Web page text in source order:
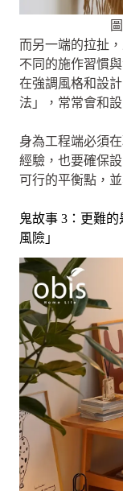
而另一端的拉扯
不同的施作習慣
在強調風格和設
法」，常常會和
身為工程端必須
經驗，也要確保
可行的平衡點，
鬼故事 3：更難
風險」